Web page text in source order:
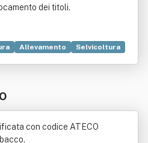
dei titoli.
Allevamento
Selvicoltura
con codice ATECO